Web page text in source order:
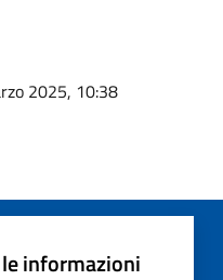
2025, 10:38
informazioni